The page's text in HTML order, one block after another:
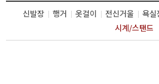
신발장 행거 옷걸이 전신거울 욕실
시계/스탠드